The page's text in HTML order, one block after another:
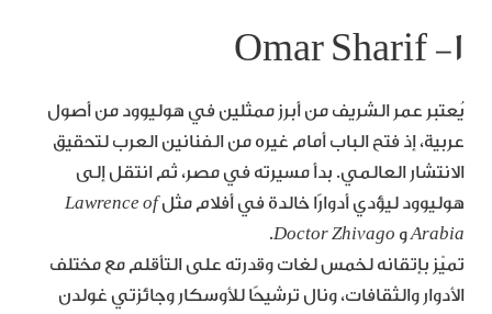
١- Omar Sharif
يُعتبر عمر الشريف من أبرز ممثلين في هوليوود من أصول
عربية، إذ فتح الباب أمام غيره من الفنانين العرب لتحقيق
الانتشار العالمي. بدأ مسيرته في مصر، ثم انتقل إلى
هوليوود ليؤدي أدوارًا خالدة في أفلام مثلLawrence of
Arabiaو Doctor Zhivago
.
تميّز بإتقانه لخمس لغات وقدرته على التأقلم مع مختلف
الأدوار والثقافات، ونال ترشيحًا للأوسكار وجائزتي غولدن